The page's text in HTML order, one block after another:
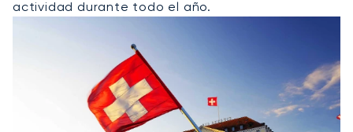
actividad durante todo el año.